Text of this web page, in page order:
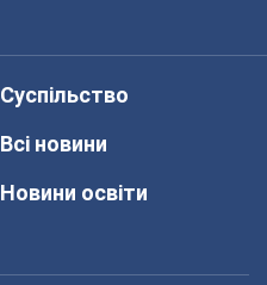
Суспільство
Всі новини
Новини освіти